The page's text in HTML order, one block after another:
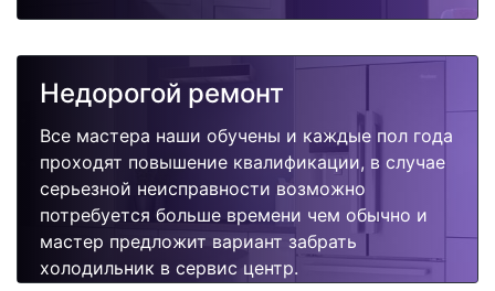
Недорогой ремонт
Все мастера наши обучены и каждые пол года
проходят повышение квалификации, в случае
серьезной неисправности возможно
потребуется больше времени чем обычно и
мастер предложит вариант забрать
холодильник в сервис центр.